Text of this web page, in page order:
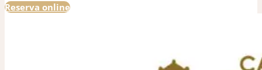
Reserva online